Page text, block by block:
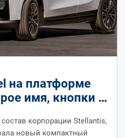
на платформе
имя, кнопки в
корпорации Stellantis,
новый компактный